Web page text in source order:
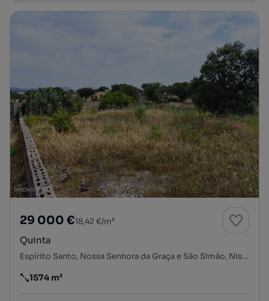
29 000 €18,42 €/m²
Quinta
Espírito Santo, Nossa Senhora da Graça e São Simão, Nisa, Portalegre
Preço por metro quadrado
1574 m²